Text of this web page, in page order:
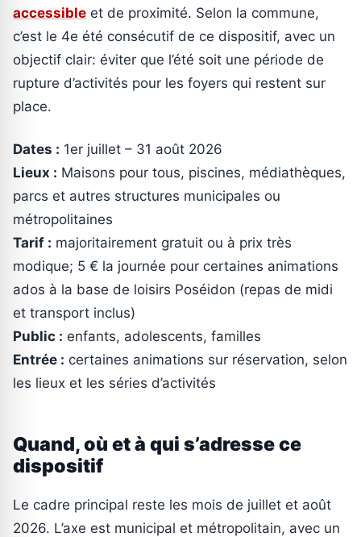
accessible et de proximité. Selon la commune,
c’est le 4e été consécutif de ce dispositif, avec un
objectif clair: éviter que l’été soit une période de
rupture d’activités pour les foyers qui restent sur
place.
Dates : 1er juillet – 31 août 2026
Lieux : Maisons pour tous, piscines, médiathèques,
parcs et autres structures municipales ou
métropolitaines
Tarif : majoritairement gratuit ou à prix très
modique; 5 € la journée pour certaines animations
ados à la base de loisirs Poséidon (repas de midi
et transport inclus)
Public : enfants, adolescents, familles
Entrée : certaines animations sur réservation, selon
les lieux et les séries d’activités
Quand, où et à qui s’adresse ce
dispositif
Le cadre principal reste les mois de juillet et août
2026. L’axe est municipal et métropolitain, avec un